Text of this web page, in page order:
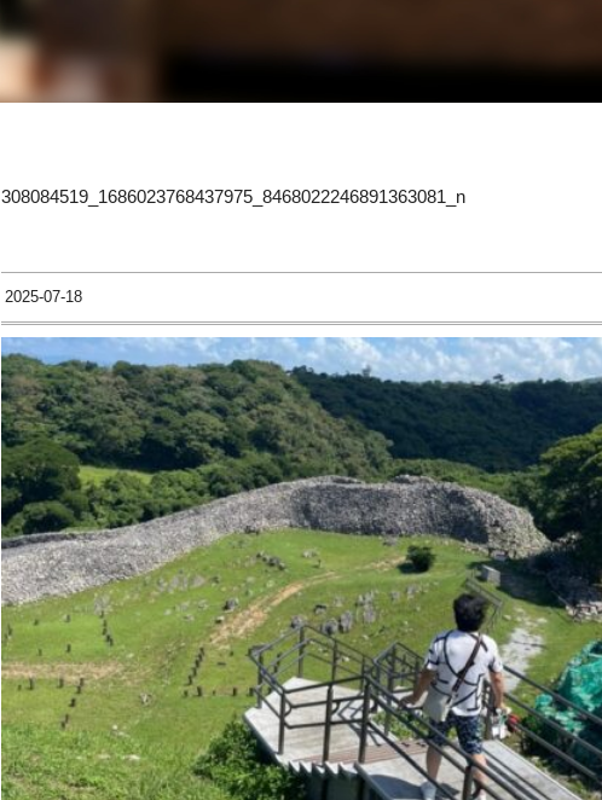
308084519_1686023768437975_8468022246891363081_n
2025-07-18